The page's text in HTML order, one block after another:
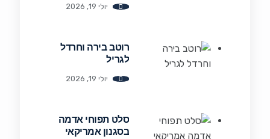
יולי 19, 2026
רוטב בירה וחרדל
לגריל
יולי 19, 2026
סלט תפוחי אדמה
בסגנון אמריקאי